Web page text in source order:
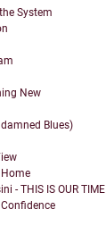
System
New
Blues)
Home
- THIS IS OUR TIME